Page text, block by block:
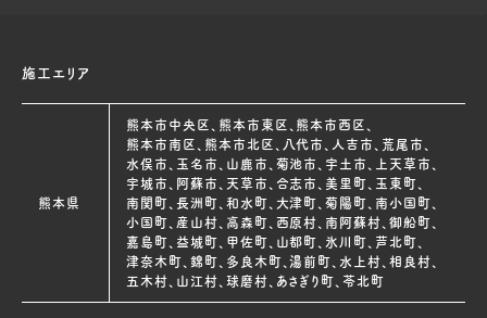
施工エリア
熊本県
熊本市中央区、熊本市東区、熊本市西区、
熊本市南区、熊本市北区、八代市、人吉市、荒尾市、
水俣市、玉名市、山鹿市、菊池市、宇土市、上天草市、
宇城市、阿蘇市、天草市、合志市、美里町、玉東町、
南関町、長洲町、和水町、大津町、菊陽町、南小国町、
小国町、産山村、高森町、西原村、南阿蘇村、御船町、
嘉島町、益城町、甲佐町、山都町、氷川町、芦北町、
津奈木町、錦町、多良木町、湯前町、水上村、相良村、
五木村、山江村、球磨村、あさぎり町、苓北町